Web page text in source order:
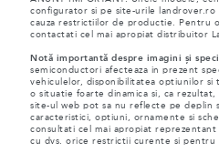
configurator si pe site-urile
cauza restrictiilor de productie. Pentru
contactati cel mai apropiat distribuitor
Notă importantă despre imagini și
semiconductori afecteaza in prezent
vehiculelor, disponibilitatea optiunilor si
o situatie foarte dinamica si, ca
site-ul web pot sa nu reflecte pe deplin
caracteristici, optiuni, ornamente si
consultati cel mai apropiat
cu dvs. orice restrictii curente si pentru